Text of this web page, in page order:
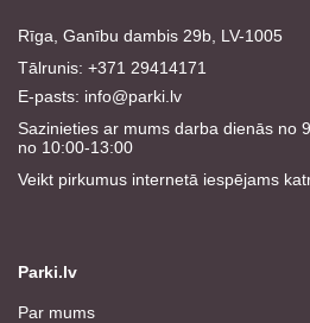
Rīga, Ganību dambis 29b, LV-1005
Tālrunis: +371 29414171
E-pasts: info@parki.lv
Sazinieties ar mums darba dienās no
no 10:00-13:00
Veikt pirkumus internetā iespējams
Parki.lv
Par mums